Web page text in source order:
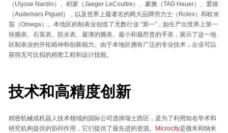
（Ulysse Nardin）、积家（Jaeger LeCoultre）、豪雅（TAG Heuer）、爱彼
（Audemars Piguet），以及世界上最著名的两大品牌劳力士（Rolex）和欧米
茄（Omega）。本地区的制表业创造了无数行业 “第一”，如生产出世界上第一
块腕表、石英表、防水表、最薄的腕表、最小和最昂贵的手表，展示了这一地
区制表业的开拓精神和创新能力。由于本地区拥有广泛的专业技术，企业可以
获得无可比拟的精密工程和设计技能。
技术和高精度创新
精密机械或机器人技术领域的国际公司选择瑞士西区，是为了利用知名学术和
研究机构提供的协同作用，它们提供了最先进的资源。
Microcity是微米和纳米